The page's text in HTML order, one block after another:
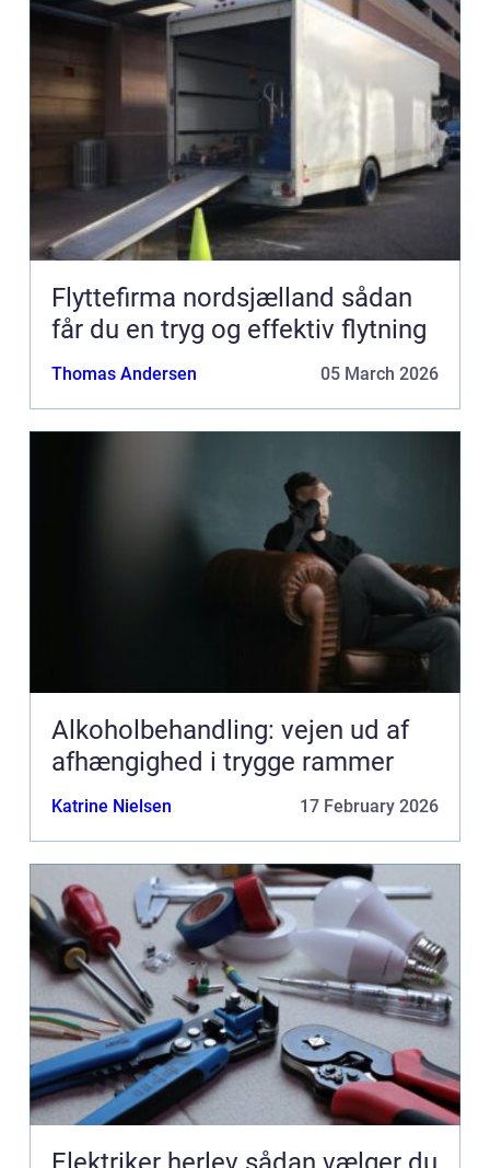
Flyttefirma nordsjælland sådan
får du en tryg og effektiv flytning
Thomas Andersen 05 March 2026
Alkoholbehandling: vejen ud af
afhængighed i trygge rammer
Katrine Nielsen 17 February 2026